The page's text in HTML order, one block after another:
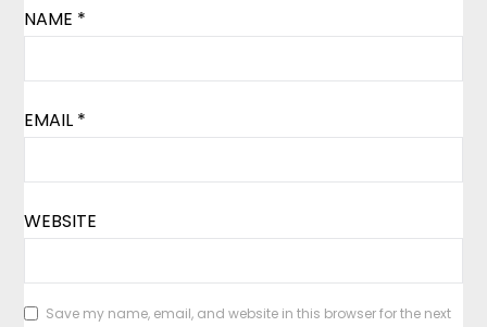
NAME *
EMAIL *
WEBSITE
Save my name, email, and website in this browser for the next